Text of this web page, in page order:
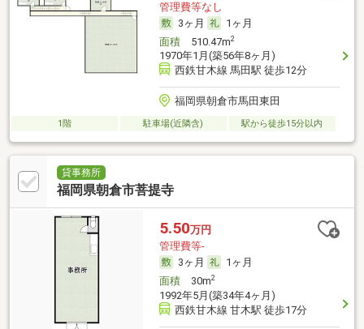
管理費等なし
3ヶ月
1ヶ月
面積510.47m2
1970年1月(築56年8ヶ月)
西鉄甘木線 馬田駅 徒歩12分
福岡県朝倉市馬田東田
1階 駐車場(近隣含) 駅から徒歩15分以内
貸事務所
福岡県朝倉市菩提寺
5.50万円
管理費等-
3ヶ月
1ヶ月
面積30m2
1992年5月(築34年4ヶ月)
西鉄甘木線 甘木駅 徒歩17分